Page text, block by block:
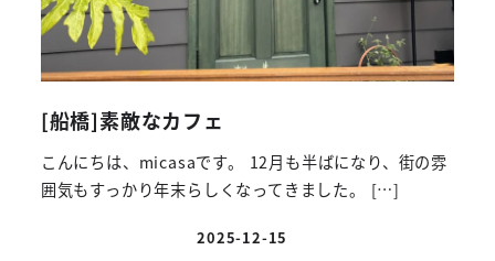
[船橋]素敵なカフェ
こんにちは、micasaです。 12月も半ばになり、街の雰
囲気もすっかり年末らしくなってきました。 […]
投稿日
2025-12-15